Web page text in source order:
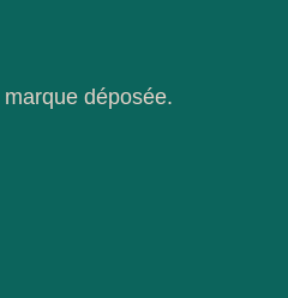
déposée.